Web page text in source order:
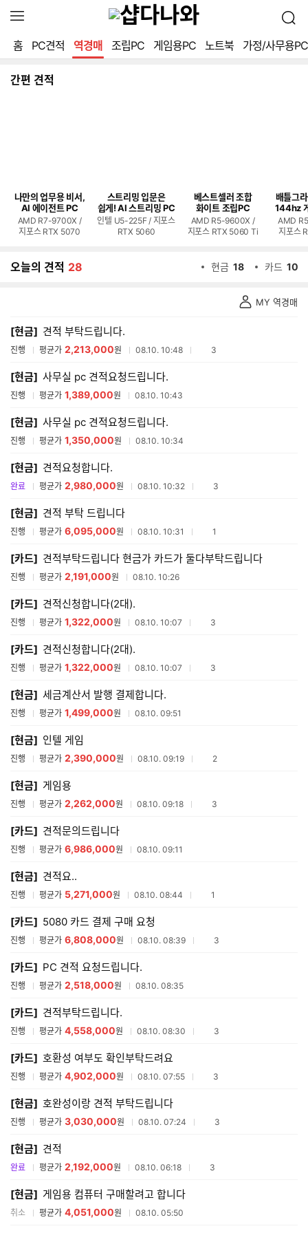
역
열
기
검
색
홈
PC견적 역경매 조립PC 게임용PC 노트북 가정/사무용PC
간편 견적
나만의 업무용 비서,
AI 에이전트 PC
AMD R7-9700X /
지포스 RTX 5070
스트리밍 입문은
쉽게! AI 스트리밍 PC
인텔 U5-225F / 지포스
RTX 5060
베스트셀러 조합
화이트 조립PC
AMD R5-9600X /
지포스 RTX 5060 Ti
배틀그
144hz
AMD
지포스
오늘의 견적 28 현금 18 카드 10
견
적
스
트
MY 역경매
[현금] 견적 부탁드립니다.
진행 평균가 2,213,000원 08.10. 10:48 참여업체수
3
[현금] 사무실 pc 견적요청드립니다.
진행 평균가 1,389,000원 08.10. 10:43
[현금] 사무실 pc 견적요청드립니다.
진행 평균가 1,350,000원 08.10. 10:34
[현금] 견적요청합니다.
완료 평균가 2,980,000원 08.10. 10:32 참여업체수
3
[현금] 견적 부탁 드립니다
진행 평균가 6,095,000원 08.10. 10:31 참여업체수
1
[카드] 견적부탁드립니다 현금가 카드가 둘다부탁드립니다
진행 평균가 2,191,000원 08.10. 10:26
[카드] 견적신청합니다(2대).
진행 평균가 1,322,000원 08.10. 10:07 참여업체수
3
[카드] 견적신청합니다(2대).
진행 평균가 1,322,000원 08.10. 10:07 참여업체수
3
[현금] 세금계산서 발행 결제합니다.
진행 평균가 1,499,000원 08.10. 09:51
[현금] 인텔 게임
진행 평균가 2,390,000원 08.10. 09:19 참여업체수
2
[현금] 게임용
진행 평균가 2,262,000원 08.10. 09:18 참여업체수
3
[카드] 견적문의드립니다
진행 평균가 6,986,000원 08.10. 09:11
[현금] 견적요..
진행 평균가 5,271,000원 08.10. 08:44 참여업체수
1
[카드] 5080 카드 결제 구매 요청
진행 평균가 6,808,000원 08.10. 08:39 참여업체수
3
[카드] PC 견적 요청드립니다.
진행 평균가 2,518,000원 08.10. 08:35
[카드] 견적부탁드립니다.
진행 평균가 4,558,000원 08.10. 08:30 참여업체수
3
[카드] 호환성 여부도 확인부탁드려요
진행 평균가 4,902,000원 08.10. 07:55 참여업체수
3
[현금] 호완성이랑 견적 부탁드립니다
진행 평균가 3,030,000원 08.10. 07:24 참여업체수
3
[현금] 견적
완료 평균가 2,192,000원 08.10. 06:18 참여업체수
3
[현금] 게임용 컴퓨터 구매할려고 합니다
취소 평균가 4,051,000원 08.10. 05:50